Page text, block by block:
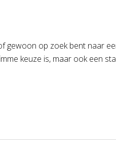
op zoek bent naar
keuze is, maar ook een